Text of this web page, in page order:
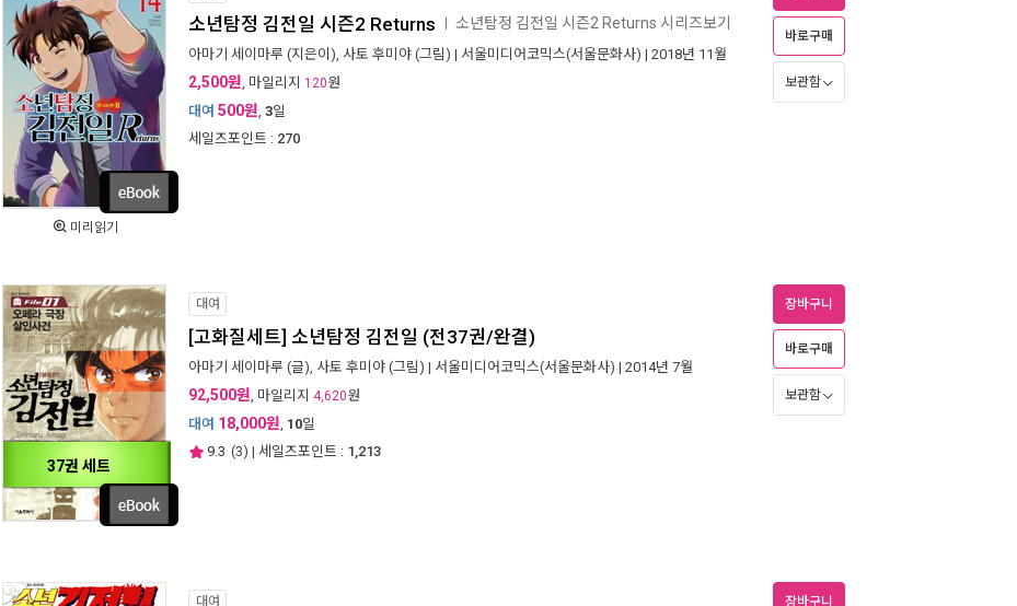
미리읽기
소년탐정 김전일 시즌2 Returns 소년탐정 김전일 시즌2 Returns 시리즈보기
아마기 세이마루 (지은이), 사토 후미야 (그림) | 서울미디어코믹스(서울문화사) | 2018년 11월
2,500원, 마일리지 120원
대여 500원, 3일
세일즈포인트 : 270
바로구매
보관함
37권 세트
대여
[고화질세트] 소년탐정 김전일 (전37권/완결)
아마기 세이마루 (글), 사토 후미야 (그림) | 서울미디어코믹스(서울문화사) | 2014년 7월
92,500원, 마일리지 4,620원
대여 18,000원, 10일
9.3 (3) | 세일즈포인트 : 1,213
장바구니
바로구매
보관함
대여 장바구니